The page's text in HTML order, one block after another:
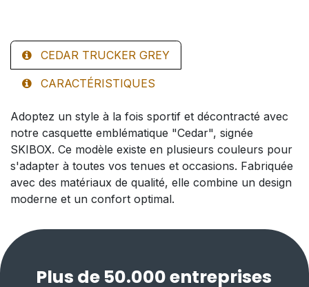
CEDAR TRUCKER GREY
CARACTÉRISTIQUES
Adoptez un style à la fois sportif et décontracté avec
notre casquette emblématique "Cedar", signée
SKIBOX. Ce modèle existe en plusieurs couleurs pour
s'adapter à toutes vos tenues et occasions. Fabriquée
avec des matériaux de qualité, elle combine un design
moderne et un confort optimal.
Plus de 50.000 entreprises